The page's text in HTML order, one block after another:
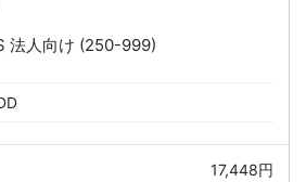
法人向け (250-999)
17,448円